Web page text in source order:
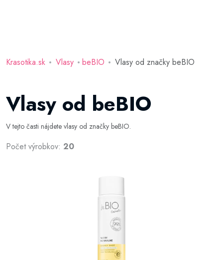
Krasotika.sk Vlasy beBIO Vlasy od značky beBIO
Vlasy od beBIO
V tejto časti nájdete vlasy od značky beBIO.
Počet výrobkov: 20